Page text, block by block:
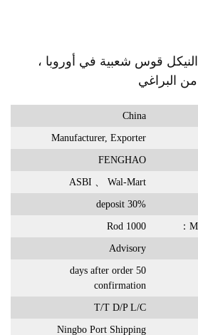
النيكل قوس شعبية في أوروبا ،
من البراغي
China
Manufacturer, Exporter
FENGHAO
ASBI 、 Wal-Mart
30% deposit
1000 Rod
Advisory
50 days after order
confirmation
T/T D/P L/C
Ningbo Port Shipping